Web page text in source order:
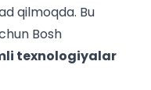
qilmoqda. Bu
Bosh
texnologiyalar